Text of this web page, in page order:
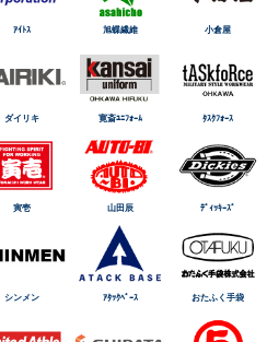
ｱｲﾄｽ 旭蝶繊維 小倉屋
ダイリキ 寛斎ﾕﾆﾌｫｰﾑ ﾀｽｸﾌｫｰｽ
寅壱 山田辰 ﾃﾞｨｯｷｰｽﾞ
シンメン ｱﾀｯｸﾍﾞｰｽ おたふく手袋